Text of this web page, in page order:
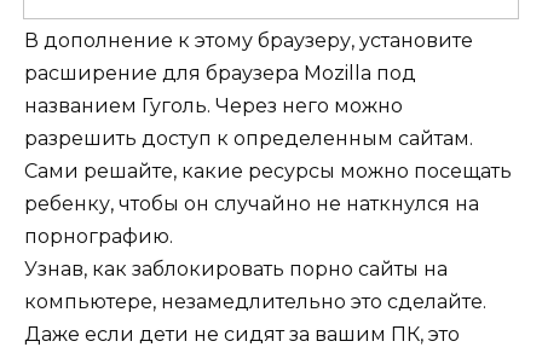
В дополнение к этому браузеру, установите
расширение для браузера Mozilla под
названием Гуголь. Через него можно
разрешить доступ к определенным сайтам.
Сами решайте, какие ресурсы можно посещать
ребенку, чтобы он случайно не наткнулся на
порнографию.
Узнав, как заблокировать порно сайты на
компьютере, незамедлительно это сделайте.
Даже если дети не сидят за вашим ПК, это